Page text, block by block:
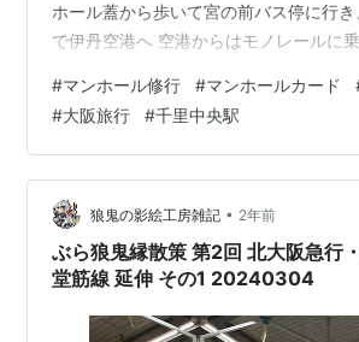
ホール蓋から歩いて宮の前バス停に行
で伊丹空港へ 空港からはモノレールに
エンスセンタービルに着きました ここの
里営業センタ－でマンホールカードを配
すよ～ マンホールカードＧＥＴだぜ！
た植物と上空から見るとY字型にレイア
「スターハウス」がデザインされていま
り離れた南千里駅まで行か…
#マンホール修行 #マンホールカード
#大阪旅行 #千里中央駅
狼鬼の影絵工房雑記 • 2年前
ぶら狼鬼縁散策 第2回 北大阪急行
堂筋線 延伸 その1 20240304